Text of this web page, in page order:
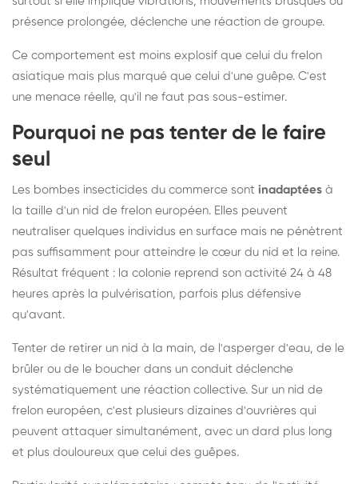
présence prolongée, déclenche une réaction de groupe.
Ce comportement est moins explosif que celui du frelon
asiatique mais plus marqué que celui d'une guêpe. C'est
une menace réelle, qu'il ne faut pas sous-estimer.
Pourquoi ne pas tenter de le faire
seul
Les bombes insecticides du commerce sont inadaptées à
la taille d'un nid de frelon européen. Elles peuvent
neutraliser quelques individus en surface mais ne pénètrent
pas suffisamment pour atteindre le cœur du nid et la reine.
Résultat fréquent : la colonie reprend son activité 24 à 48
heures après la pulvérisation, parfois plus défensive
qu'avant.
Tenter de retirer un nid à la main, de l'asperger d'eau, de le
brûler ou de le boucher dans un conduit déclenche
systématiquement une réaction collective. Sur un nid de
frelon européen, c'est plusieurs dizaines d'ouvrières qui
peuvent attaquer simultanément, avec un dard plus long
et plus douloureux que celui des guêpes.